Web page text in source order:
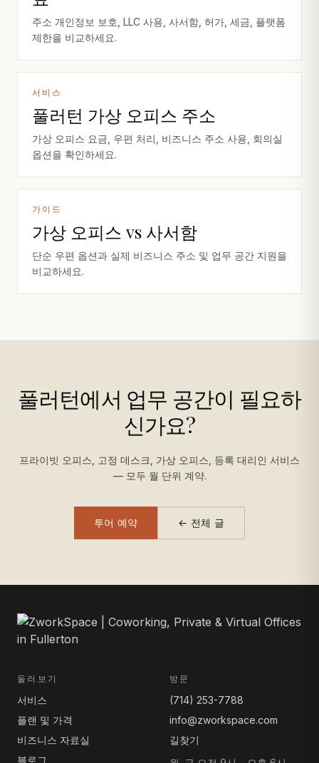
주소 개인정보 보호, LLC 사용, 사서함, 허가, 세금, 플랫폼
제한을 비교하세요.
서비스
풀러턴 가상 오피스 주소
가상 오피스 요금, 우편 처리, 비즈니스 주소 사용, 회의실
옵션을 확인하세요.
가이드
가상 오피스 vs 사서함
단순 우편 옵션과 실제 비즈니스 주소 및 업무 공간 지원을
비교하세요.
풀러턴에서 업무 공간이 필요하
신가요?
프라이빗 오피스, 고정 데스크, 가상 오피스, 등록 대리인 서비스
— 모두 월 단위 계약.
투어 예약 ← 전체 글
둘러보기
서비스
플랜 및 가격
비즈니스 자료실
블로그
방문
(714) 253-7788
info@zworkspace.com
길찾기